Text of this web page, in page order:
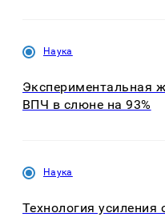
Наука
Экспериментальная
ВПЧ в слюне на 93%
Наука
Технология усиления